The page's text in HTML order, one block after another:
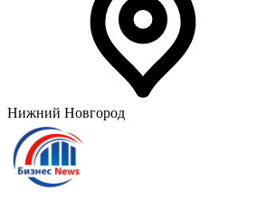
Нижний Новгород